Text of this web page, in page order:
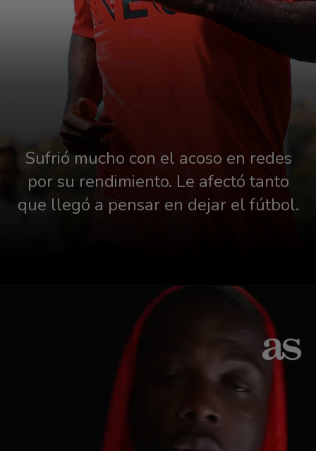
Sufrió mucho con el acoso en redes
por su rendimiento. Le afectó tanto
que llegó a pensar en dejar el fútbol.